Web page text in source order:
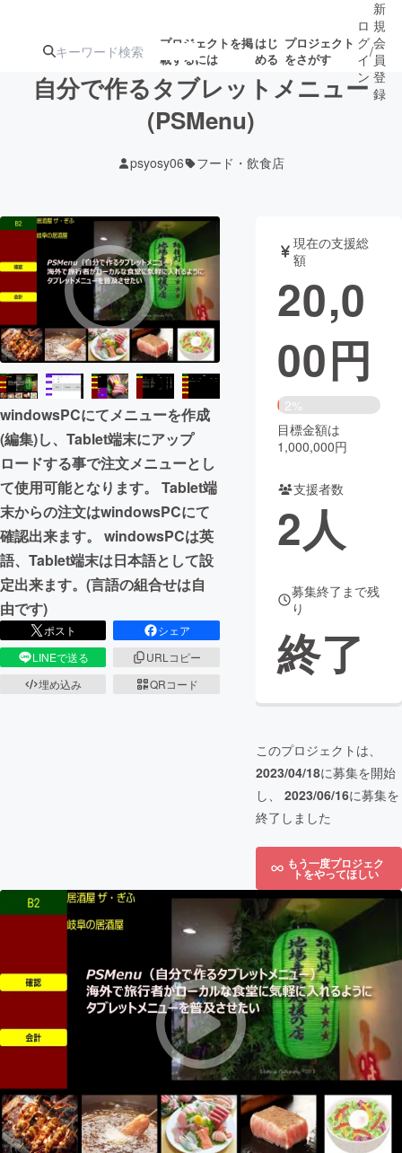
プロジェクトを掲
載するには
はじ
める
プロジェクト
をさがす
ジェクト
募集終了が近いプ
ロジェクト
アート・写真 音楽
テクノロジー・ガジェット ゲーム・
映像・映画 書籍・雑誌
ビジネス・起業 チャレンジ
まちづくり・地域活性化
CAMPFIRE for Social Good
CAMPFIRE Creation
CAMPFIREふるさと納税machi-ya コミュニティ
ロ
グ
イ
ン
/
新
規
会
員
登
録
自分で作るタブレットメニュー
(PSMenu)
psyosy06 フード・飲食店
windowsPCにてメニューを作成
(編集)し、Tablet端末にアップ
ロードする事で注文メニューとし
て使用可能となります。 Tablet端
末からの注文はwindowsPCにて
確認出来ます。 windowsPCは英
語、Tablet端末は日本語として設
定出来ます。(言語の組合せは自
由です)
ポスト
シェア
LINEで送る
URLコピー
埋め込み
QRコード
現在の支援総
額
20,0
00円
2%
目標金額は
1,000,000円
支援者数
2人
募集終了まで残
り
終了
このプロジェクトは、
2023/04/18に募集を開始
し、 2023/06/16に募集を
終了しました
もう一度プロジェク
トをやってほしい